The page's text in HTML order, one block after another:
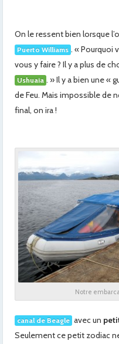
On le ressent bien lorsque
Puerto Williams . « Pourquoi
vous y faire ? Il y a plus de
Ushuaia . » Il y a bien une «
de Feu. Mais impossible de
final, on ira !
Notre
canal de Beagle avec un
Seulement ce petit zodiac